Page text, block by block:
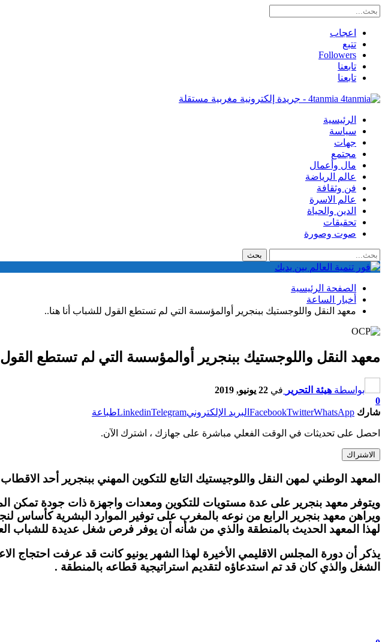
اعجاب
تتبع
Followers
تابعنا
تابعنا
4tanmia - جريدة إلكترونية مغربية مستقلة
الرئيسية
سياسة
جهات
مجتمع
مال وأعمال
عالم الرياضة
فن وثقافة
عالم الاسرة
الدين والحياة
تحقيقات
صوت وصورة
الصفحة الرئيسية
أخبار الساعة
معهد النقل واللوجستيك ببنجرير أوالمؤسسة التي لم تستطع القول للشباب أنا هنا..
معهد النقل واللوجستيك ببنجرير أوالمؤسسة التي لم تستطع القول
بواسطة هيئة التحرير في 22 يونيو, 2019
0
شارك
FacebookTwitterWhatsApp البريد الإلكتروني LinkedinTelegram طباعة
احصل على تحديثات في الوقت الفعلي مباشرة على جهازك ، اشترك الآن.
الاشتراك
المعهد الوطني لمهن النقل واللوجيستيك التابع للتكوين المهني ببنجرير أحد
ويتوفر معهد بنجرير على عدة مستويات للتكوين ومعدات واجهزة ذات جودة تمكن
ويراهن معهد بنجرير الرابع من نوعه بالمغرب على توفير الموارد البشرية كأساس
لهذا المعهد الحديث بالمنطقة والذي من شأنه أن يوفر فرص شغل عديدة للشباب
يذكر أن دورة المجلس الاقليمي الأخيرة لهذا الشهر يونيو كانت قد عرفت احتجاج
الشغل والذي كان قد تم استدعاؤه لتقديم استراتيجية قطاعه بالمنطقة .